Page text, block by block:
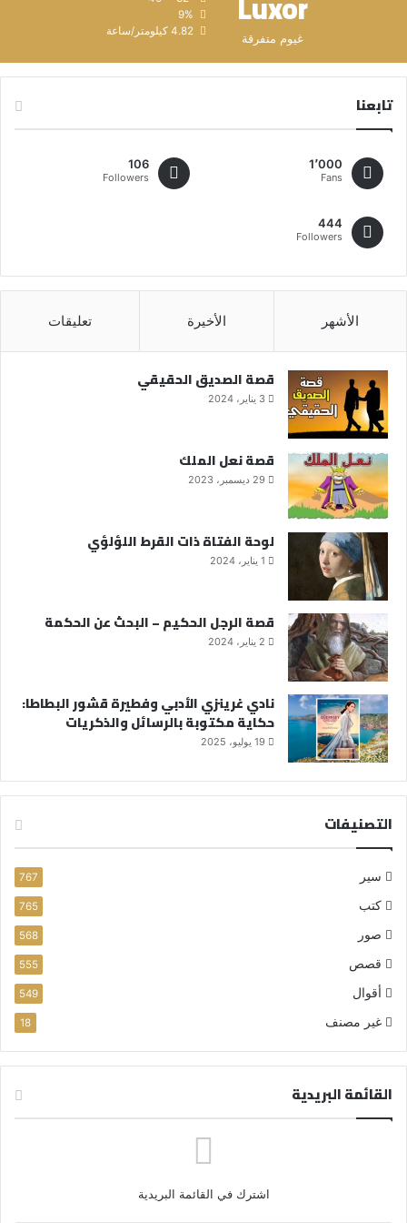
غيوم متفرقة
9%
4.82 كيلومتر/ساعة
تابعنا
1٬000
Fans
106
Followers
444
Followers
الأشهر الأخيرة تعليقات
قصة الصديق الحقيقي
3 يناير، 2024
قصة نعل الملك
29 ديسمبر، 2023
لوحة الفتاة ذات القرط اللؤلؤي
1 يناير، 2024
قصة الرجل الحكيم – البحث عن الحكمة
2 يناير، 2024
نادي غرينزي الأدبي وفطيرة قشور البطاطا:
حكاية مكتوبة بالرسائل والذكريات
19 يوليو، 2025
التصنيفات
سير 767
كتب 765
صور 568
قصص 555
أقوال 549
غير مصنف 18
القائمة البريدية
اشترك في القائمة البريدية